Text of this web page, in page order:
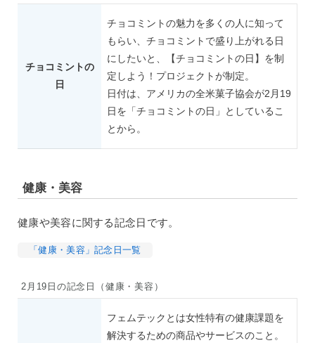
チョコミントの
日
チョコミントの魅力を多くの人に知って
もらい、チョコミントで盛り上がれる日
にしたいと、【チョコミントの日】を制
定しよう！プロジェクトが制定。
日付は、アメリカの全米菓子協会が2月19
日を「チョコミントの日」としているこ
とから。
健康・美容
健康や美容に関する記念日です。
「健康・美容」記念日一覧
2月19日の記念日（健康・美容）
フェムテックとは女性特有の健康課題を
解決するための商品やサービスのこと。